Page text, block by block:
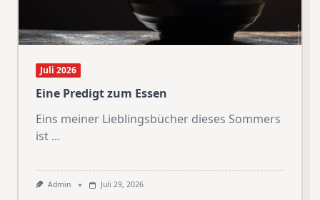
Juli 2026
Eine Predigt zum Essen
Eins meiner Lieblingsbücher dieses Sommers
ist ...
Admin Juli 29, 2026